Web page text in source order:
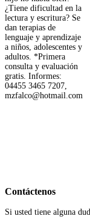
¿Tiene dificultad en la
lectura y escritura? Se
dan terapias de
lenguaje y aprendizaje
a niños, adolescentes y
adultos. *Primera
consulta y evaluación
gratis. Informes:
04455 3465 7207,
mzfalco@hotmail.com
Contáctenos
Si usted tiene alguna